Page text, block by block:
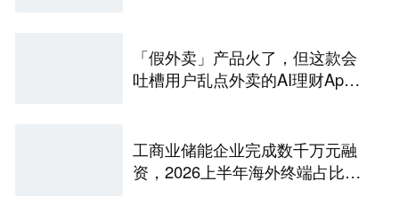
「假外卖」产品火了，但这款会
吐槽用户乱点外卖的AI理财Ap
工商业储能企业完成数千万元融
资，2026上半年海外终端占比超